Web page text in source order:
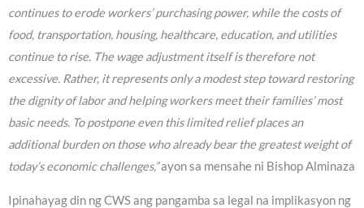
continues to erode workers’ purchasing power, while the costs of
food, transportation, housing, healthcare, education, and utilities
continue to rise. The wage adjustment itself is therefore not
excessive. Rather, it represents only a modest step toward restoring
the dignity of labor and helping workers meet their families’ most
basic needs. To postpone even this limited relief places an
additional burden on those who already bear the greatest weight of
today’s economic challenges,”ayon sa mensahe ni Bishop Alminaza
Ipinahayag din ng CWS ang pangamba sa legal na implikasyon ng